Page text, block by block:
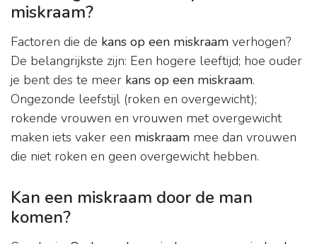
miskraam?
Factoren die de kans op een miskraam verhogen?
De belangrijkste zijn: Een hogere leeftijd; hoe ouder
je bent des te meer kans op een miskraam.
Ongezonde leefstijl (roken en overgewicht);
rokende vrouwen en vrouwen met overgewicht
maken iets vaker een miskraam mee dan vrouwen
die niet roken en geen overgewicht hebben.
Kan een miskraam door de man
komen?